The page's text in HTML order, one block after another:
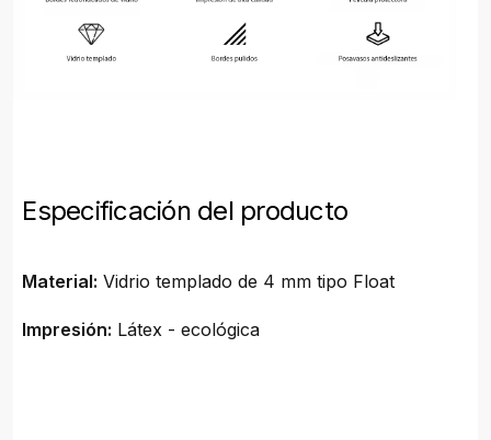
Especificación del producto
Material: Vidrio templado de 4 mm tipo Float
Impresión: Látex - ecológica